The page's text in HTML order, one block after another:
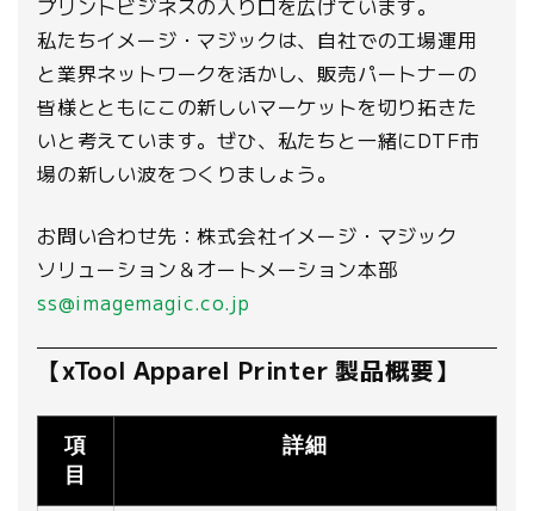
私たちイメージ・マジックは、自社での工場運用
と業界ネットワークを活かし、販売パートナーの
皆様とともにこの新しいマーケットを切り拓きた
いと考えています。ぜひ、私たちと一緒にDTF市
場の新しい波をつくりましょう。
お問い合わせ先：株式会社イメージ・マジック
ソリューション＆オートメーション本部
ss@imagemagic.co.jp
【xTool Apparel Printer 製品概要】
項
目
詳細